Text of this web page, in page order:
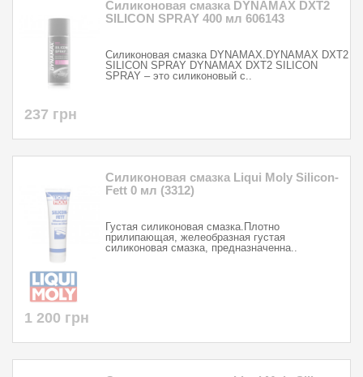
Силиконовая смазка DYNAMAX DXT2
SILICON SPRAY 400 мл 606143
Силиконовая смазка DYNAMAX.DYNAMAX DXT2
SILICON SPRAY DYNAMAX DXT2 SILICON
SPRAY – это силиконовый с..
237 грн
Силиконовая смазка Liqui Moly Silicon-
Fett 0 мл (3312)
Густая силиконовая смазка.Плотно
прилипающая, желеобразная густая
силиконовая смазка, предназначенна..
1 200 грн